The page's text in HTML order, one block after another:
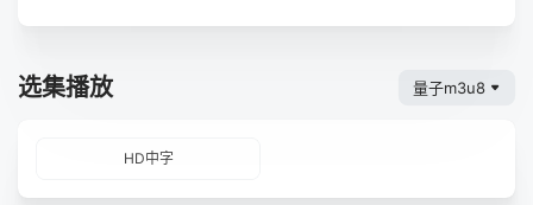
选集播放 量子m3u8
HD中字